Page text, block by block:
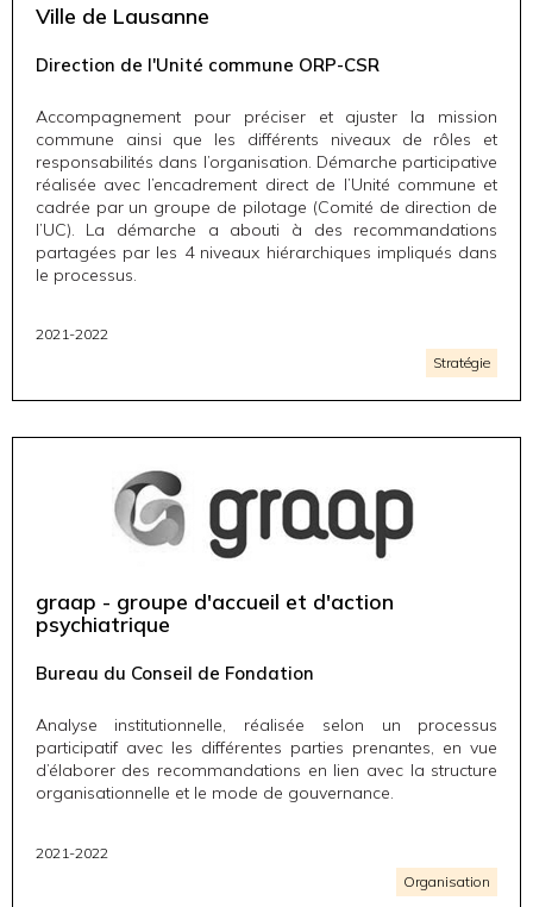
Ville de Lausanne
Direction de l'Unité commune ORP-CSR
Accompagnement pour préciser et ajuster la mission
commune ainsi que les différents niveaux de rôles et
responsabilités dans l’organisation. Démarche participative
réalisée avec l’encadrement direct de l’Unité commune et
cadrée par un groupe de pilotage (Comité de direction de
l’UC). La démarche a abouti à des recommandations
partagées par les 4 niveaux hiérarchiques impliqués dans
le processus.
2021-2022
Stratégie
graap - groupe d'accueil et d'action
psychiatrique
Bureau du Conseil de Fondation
Analyse institutionnelle, réalisée selon un processus
participatif avec les différentes parties prenantes, en vue
d’élaborer des recommandations en lien avec la structure
organisationnelle et le mode de gouvernance.
2021-2022
Organisation